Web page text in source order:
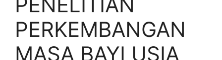
PERKEMBANGAN
MASA BAYI USIA